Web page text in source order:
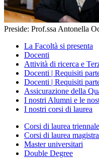
Preside: Prof.ssa Antonella
La Facoltà si presenta
Docenti
Attività di ricerca e
Docenti | Requisiti
Docenti | Requisiti
Assicurazione della
I nostri Alumni e le
I nostri corsi di laurea
Corsi di laurea triennale
Corsi di laurea
Master universitari
Double Degree